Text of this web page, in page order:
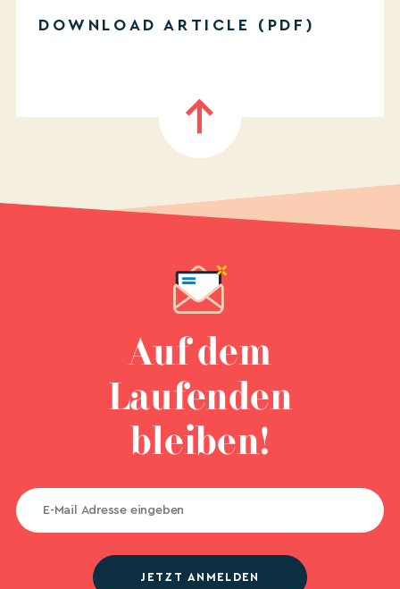
DOWNLOAD ARTICLE (PDF)
Auf dem
Laufenden
bleiben!
JETZT ANMELDEN